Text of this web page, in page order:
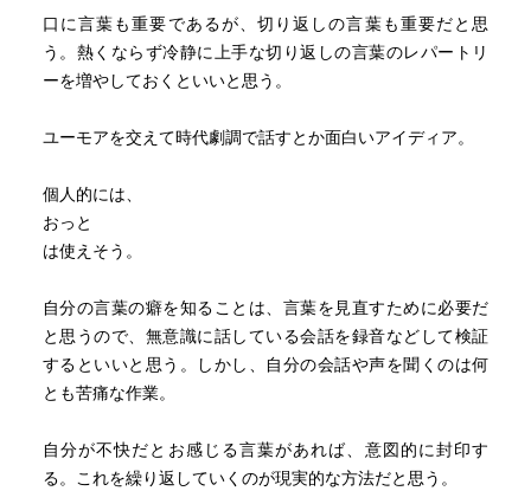
口に言葉も重要であるが、切り返しの言葉も重要だと思
う。熱くならず冷静に上手な切り返しの言葉のレパートリ
ーを増やしておくといいと思う。
ユーモアを交えて時代劇調で話すとか面白いアイディア。
個人的には、
おっと
は使えそう。
自分の言葉の癖を知ることは、言葉を見直すために必要だ
と思うので、無意識に話している会話を録音などして検証
するといいと思う。しかし、自分の会話や声を聞くのは何
とも苦痛な作業。
自分が不快だとお感じる言葉があれば、意図的に封印す
る。これを繰り返していくのが現実的な方法だと思う。